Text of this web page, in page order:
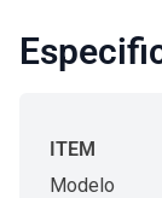
ITEM
Modelo